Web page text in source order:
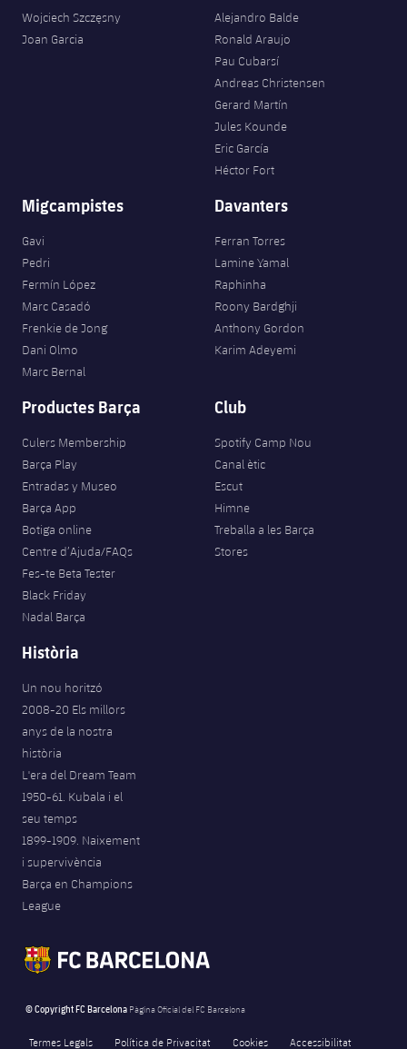
Wojciech Szczęsny
Joan Garcia
Alejandro Balde
Ronald Araujo
Pau Cubarsí
Andreas Christensen
Gerard Martín
Jules Kounde
Eric García
Héctor Fort
Migcampistes
Gavi
Pedri
Fermín López
Marc Casadó
Frenkie de Jong
Dani Olmo
Marc Bernal
Davanters
Ferran Torres
Lamine Yamal
Raphinha
Roony Bardghji
Anthony Gordon
Karim Adeyemi
Productes Barça
Culers Membership
Barça Play
Entradas y Museo
Barça App
Botiga online
Centre d’Ajuda/FAQs
Fes-te Beta Tester
Black Friday
Nadal Barça
Club
Spotify Camp Nou
Canal ètic
Escut
Himne
Treballa a les Barça
Stores
Història
Un nou horitzó
2008-20 Els millors
anys de la nostra
història
L'era del Dream Team
1950-61. Kubala i el
seu temps
1899-1909. Naixement
i supervivència
Barça en Champions
League
© Copyright FC Barcelona Pàgina Oficial del FC Barcelona
Termes Legals Política de Privacitat Cookies Accessibilitat